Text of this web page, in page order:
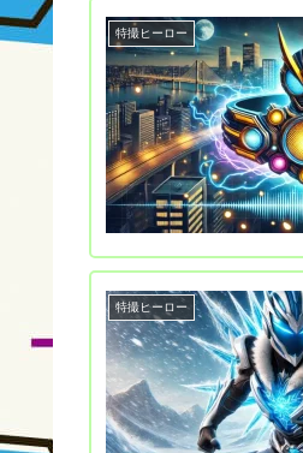
特撮ヒーロー
特撮ヒーロー